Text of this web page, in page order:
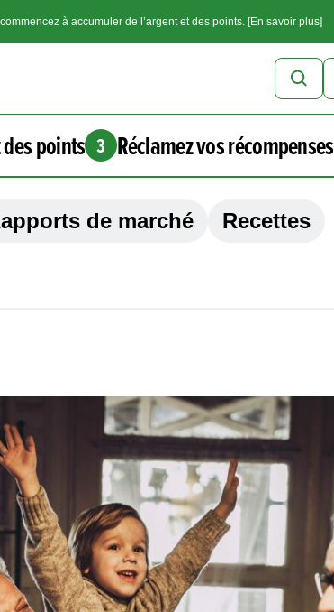
à accumuler de l’argent et des points. [En savoir plus]
points 3 Réclamez vos récompenses
de marché
Recettes